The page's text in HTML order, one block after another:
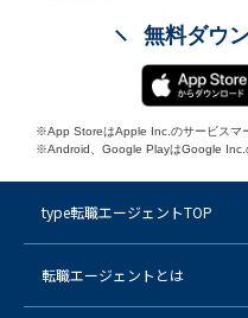
無料ダウ
※App StoreはApple Inc.のサービスマ
※Android、Google PlayはGoogle Inc.
type転職エージェントTOP
転職エージェントとは